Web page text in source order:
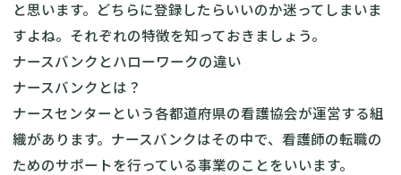
と思います。どちらに登録したらいいのか迷ってしまいま
すよね。それぞれの特徴を知っておきましょう。
ナースバンクとハローワークの違い
ナースバンクとは？
ナースセンターという各都道府県の看護協会が運営する組
織があります。ナースバンクはその中で、看護師の転職の
ためのサポートを行っている事業のことをいいます。